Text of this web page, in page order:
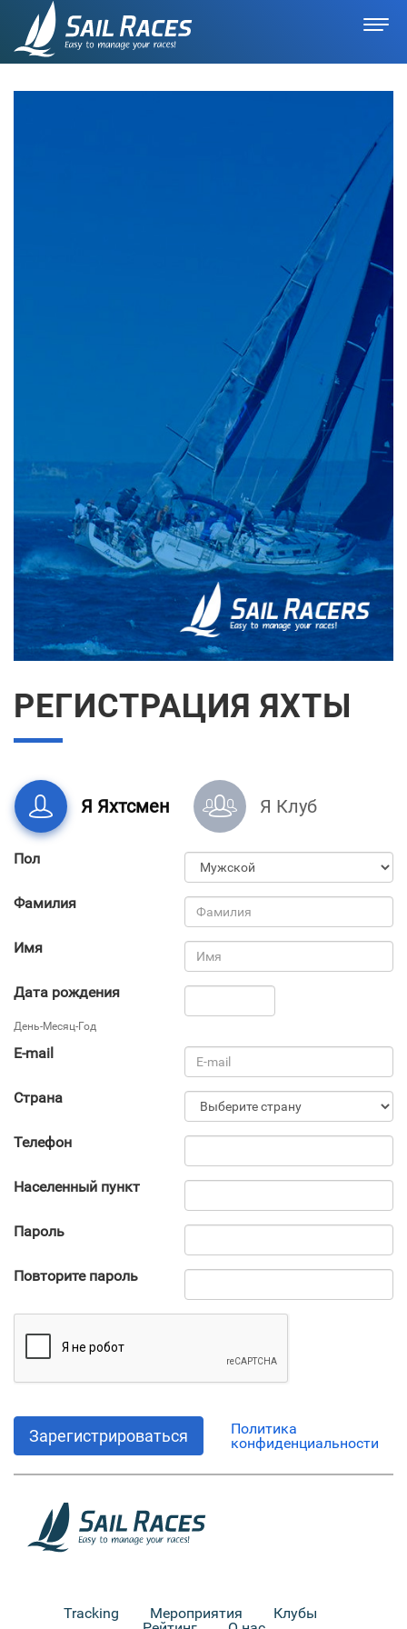
РЕГИСТРАЦИЯ ЯХТЫ
Я Яхтсмен Я Клуб
Пол
Фамилия
Имя
Дата рождения
День-Месяц-Год
E-mail
Страна
Телефон
Населенный пункт
Пароль
Повторите пароль
Зарегистрироваться
Политика
конфиденциальности
Tracking Мероприятия
Клубы